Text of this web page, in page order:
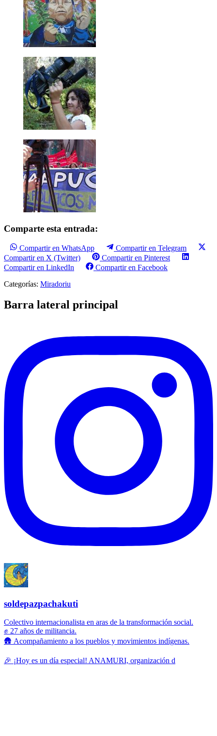
Comparte esta entrada:
Compartir en WhatsApp
Compartir en Telegram
Compartir en X (Twitter)
Compartir en Pinterest
Compartir en LinkedIn
Compartir en Facebook
Categorías: Miradoriu
Barra lateral principal
soldepazpachakuti
Colectivo internacionalista en aras de la transformación social.
✊ 27 años de militancia.
🛖 Acompañamiento a los pueblos y movimientos indígenas.
🎉 ¡Hoy es un día especial! ANAMURI, organización d